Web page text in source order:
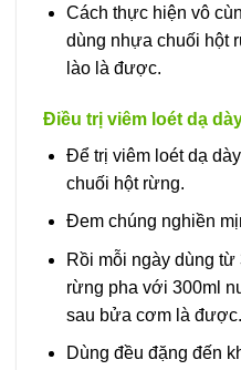
Cách thực hiện vô
dùng nhựa chuối hột
lào là được.
Điều trị viêm loét dạ
Để trị viêm loét dạ
chuối hột rừng.
Đem chúng nghiền
Rồi mỗi ngày dùng
rừng pha với 300ml
sau bửa cơm là được.
Dùng đều đặng đến